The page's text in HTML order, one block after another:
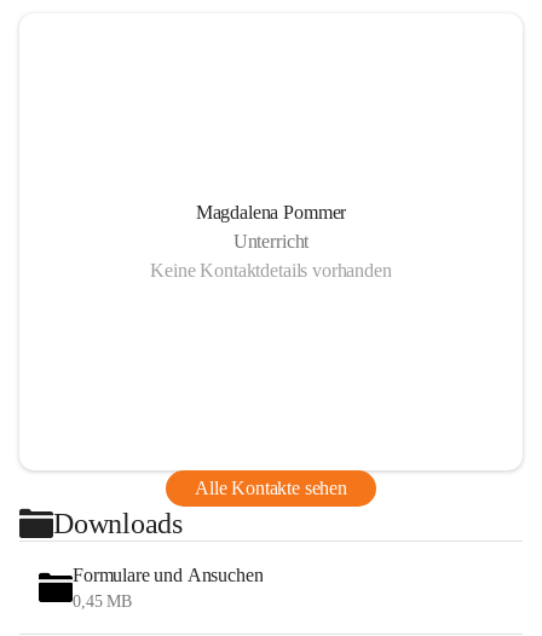
Magdalena Pommer
Unterricht
Keine Kontaktdetails vorhanden
Alle Kontakte sehen
Downloads
Formulare und Ansuchen
0,45 MB